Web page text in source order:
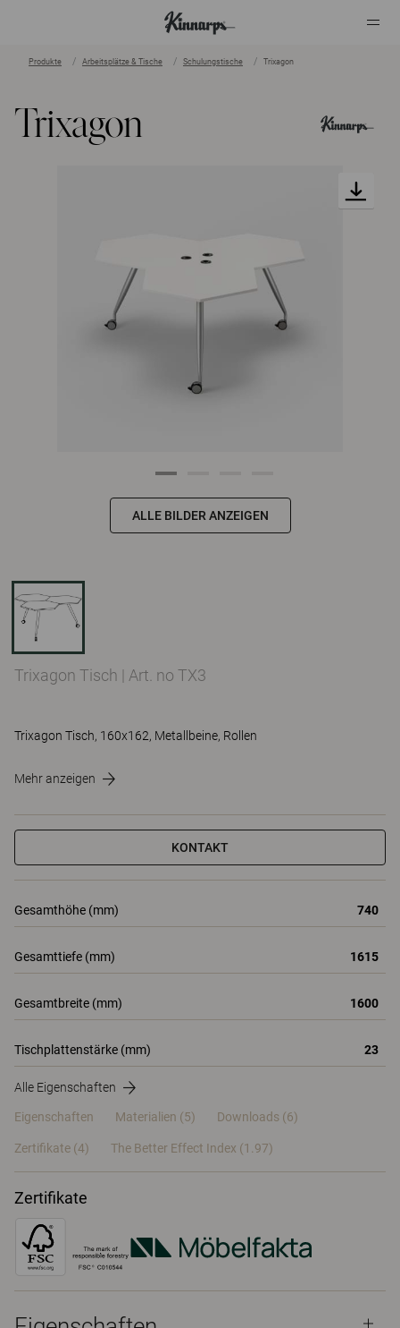
Produkte Arbeitsplätze & Tische Schulungstische Trixagon
Trixagon
ALLE BILDER ANZEIGEN
Trixagon Tisch | Art. no TX3
Trixagon Tisch, 160x162, Metallbeine, Rollen
Mehr anzeigen
KONTAKT
Gesamthöhe (mm) 740
Gesamttiefe (mm) 1615
Gesamtbreite (mm) 1600
Tischplattenstärke (mm) 23
Alle Eigenschaften
Eigenschaften Materialien (5) Downloads (6)
Zertifikate (4) The Better Effect Index (1.97)
Zertifikate